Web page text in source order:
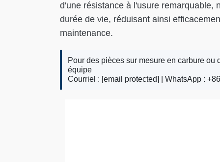
d'une résistance à l'usure remarquable,
durée de vie, réduisant ainsi
maintenance.
Pour des pièces sur mesure en carbure
équipe
Courriel : [email protected] | WhatsApp :